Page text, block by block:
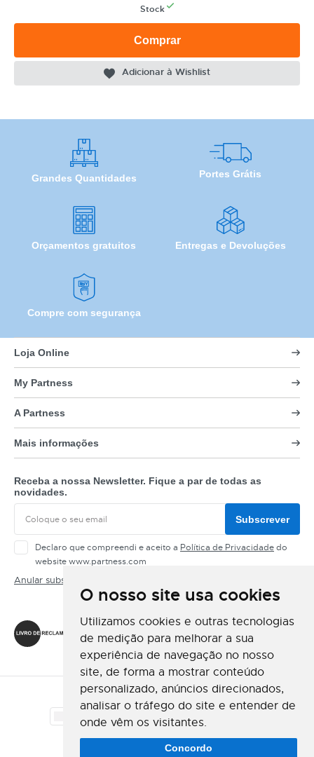
O nosso site usa cookies
Utilizamos cookies e outras tecnologias
de medição para melhorar a sua
experiência de navegação no nosso
site, de forma a mostrar conteúdo
personalizado, anúncios direcionados,
analisar o tráfego do site e entender de
onde vêm os visitantes.
Concordo
Stock
Comprar
Adicionar à Wishlist
Grandes Quantidades Portes Grátis
Orçamentos gratuitos Entregas e Devoluções
Compre com segurança
Loja Online
My Partness
A Partness
Mais informações
Receba a nossa Newsletter. Fique a par de todas as
novidades.
Subscrever
Declaro que compreendi e aceito a Política de Privacidadedo
website www.partness.com
Anular subscrição
Método de Pagamento
Método de Envio
MODELO